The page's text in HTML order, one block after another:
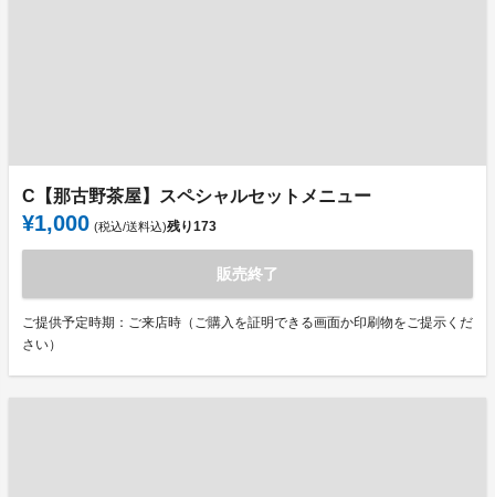
C【那古野茶屋】スペシャルセットメニュー
¥1,000 (税込/送料込)残り173
販売終了
ご提供予定時期：ご来店時（ご購入を証明できる画面か印刷物をご提示くだ
さい）